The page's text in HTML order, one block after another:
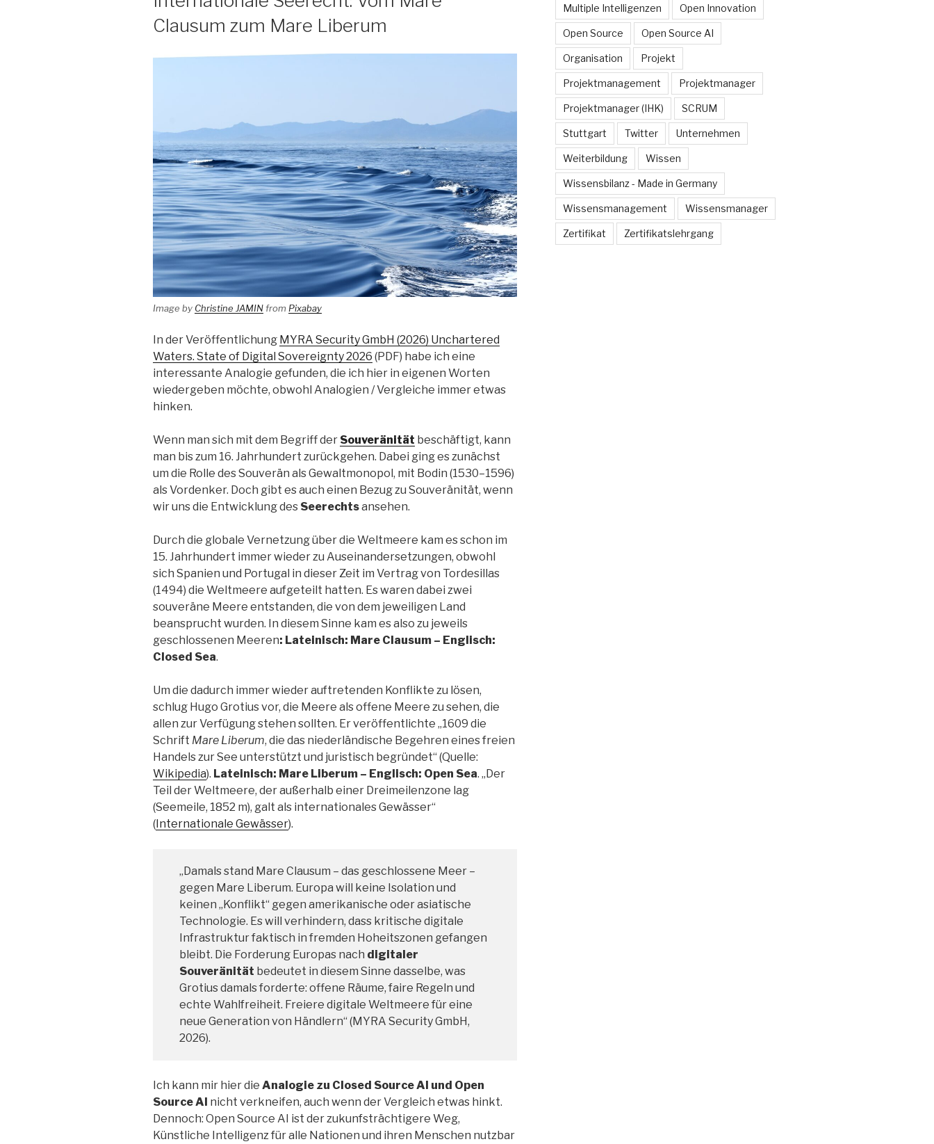
Clausum zum Mare Liberum
Image by Christine JAMINfrom Pixabay
In der Veröffentlichung MYRA Security GmbH (2026) Unchartered
Waters. State of Digital Sovereignty 2026 (PDF) habe ich eine
interessante Analogie gefunden, die ich hier in eigenen Worten
wiedergeben möchte, obwohl Analogien / Vergleiche immer etwas
hinken.
Wenn man sich mit dem Begriff der Souveränität beschäftigt, kann
man bis zum 16. Jahrhundert zurückgehen. Dabei ging es zunächst
um die Rolle des Souverän als Gewaltmonopol, mit Bodin (1530–1596)
als Vordenker. Doch gibt es auch einen Bezug zu Souveränität, wenn
wir uns die Entwicklung des Seerechtsansehen.
Durch die globale Vernetzung über die Weltmeere kam es schon im
15. Jahrhundert immer wieder zu Auseinandersetzungen, obwohl
sich Spanien und Portugal in dieser Zeit im Vertrag von Tordesillas
(1494) die Weltmeere aufgeteilt hatten. Es waren dabei zwei
souveräne Meere entstanden, die von dem jeweiligen Land
beansprucht wurden. In diesem Sinne kam es also zu jeweils
geschlossenen Meeren: Lateinisch: Mare Clausum – Englisch:
Closed Sea.
Um die dadurch immer wieder auftretenden Konflikte zu lösen,
schlug Hugo Grotius vor, die Meere als offene Meere zu sehen, die
allen zur Verfügung stehen sollten. Er veröffentlichte „1609 die
Schrift Mare Liberum, die das niederländische Begehren eines freien
Handels zur See unterstützt und juristisch begründet“ (Quelle:
Wikipedia). Lateinisch: Mare Liberum – Englisch: Open Sea. „Der
Teil der Weltmeere, der außerhalb einer Dreimeilenzone lag
(Seemeile, 1852 m), galt als internationales Gewässer“
(Internationale Gewässer).
„Damals stand Mare Clausum – das geschlossene Meer –
gegen Mare Liberum. Europa will keine Isolation und
keinen „Konflikt“ gegen amerikanische oder asiatische
Technologie. Es will verhindern, dass kritische digitale
Infrastruktur faktisch in fremden Hoheitszonen gefangen
bleibt. Die Forderung Europas nach digitaler
Souveränität bedeutet in diesem Sinne dasselbe, was
Grotius damals forderte: offene Räume, faire Regeln und
echte Wahlfreiheit. Freiere digitale Weltmeere für eine
neue Generation von Händlern“ (MYRA Security GmbH,
2026).
Ich kann mir hier die Analogie zu Closed Source AI und Open
Source AI nicht verkneifen, auch wenn der Vergleich etwas hinkt.
Dennoch: Open Source AI ist der zukunfsträchtigere Weg,
Künstliche Intelligenz für alle Nationen und ihren Menschen nutzbar
Multiple Intelligenzen Open Innovation
Open Source Open Source AI
Organisation Projekt
Projektmanagement Projektmanager
Projektmanager (IHK) SCRUM
Stuttgart Twitter Unternehmen
Weiterbildung Wissen
Wissensbilanz - Made in Germany
Wissensmanagement Wissensmanager
Zertifikat Zertifikatslehrgang